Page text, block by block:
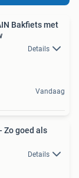
Bakfiets met
Details
Vandaag
Zo goed als
Details